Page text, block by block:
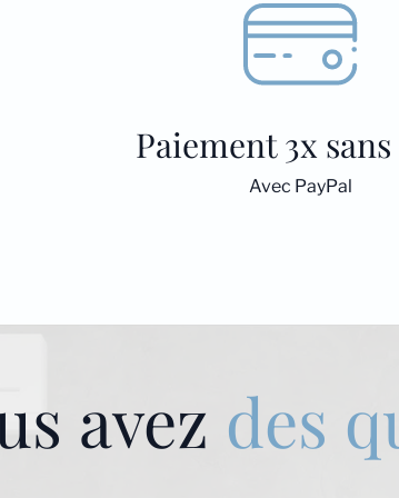
Paiement 3x
Avec PayPal
avez des